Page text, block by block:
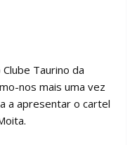
Taurino da
nos mais uma vez
a apresentar o cartel